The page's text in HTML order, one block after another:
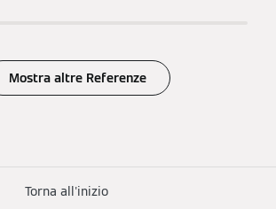
Mostra altre Referenze
Torna all'inizio